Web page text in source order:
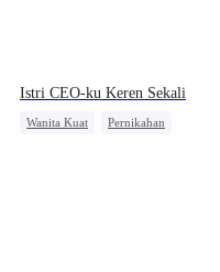
Istri CEO-ku Keren Sekali
Wanita Kuat
Pernikahan